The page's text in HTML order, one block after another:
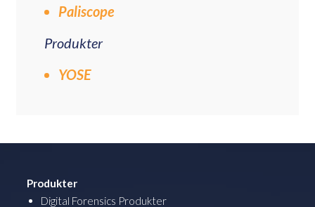
Paliscope
Produkter
YOSE
Produkter
Digital Forensics Produkter